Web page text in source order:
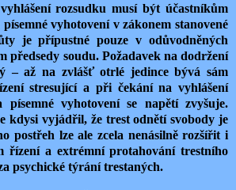
rozsudku musí být účastníkům
vyhotovení v zákonem stanovené
je přípustné pouze v odůvodněných
předsedy soudu. Požadavek na dodržení
– až na zvlášť otrlé jedince bývá sám
stresující a při čekání na vyhlášení
vyhotovení se napětí zvyšuje.
kdysi vyjádřil, že trest odnětí svobody je
postřeh lze ale zcela nenásilně rozšířit i
řízení a extrémní protahování trestního
psychické týrání trestaných.